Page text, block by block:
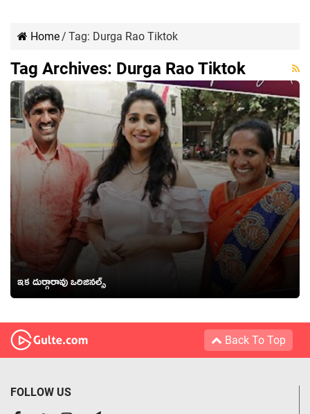
Home/ Tag: Durga Rao Tiktok
Tag Archives: Durga Rao Tiktok
ఇక దుర్గారావు ఒరిజినల్స్
Back To Top
FOLLOW US